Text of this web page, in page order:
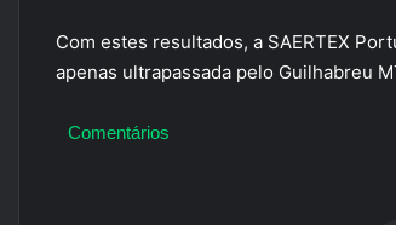
Com estes resultados, a SAERTEX
apenas ultrapassada pelo Guilhabreu
Comentários